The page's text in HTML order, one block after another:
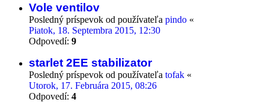
Vole ventilov
Posledný príspevok od používateľa pindo «
Piatok, 18. Septembra 2015, 12:30
Odpovedí: 9
starlet 2EE stabilizator
Posledný príspevok od používateľa tofak «
Utorok, 17. Februára 2015, 08:26
Odpovedí: 4